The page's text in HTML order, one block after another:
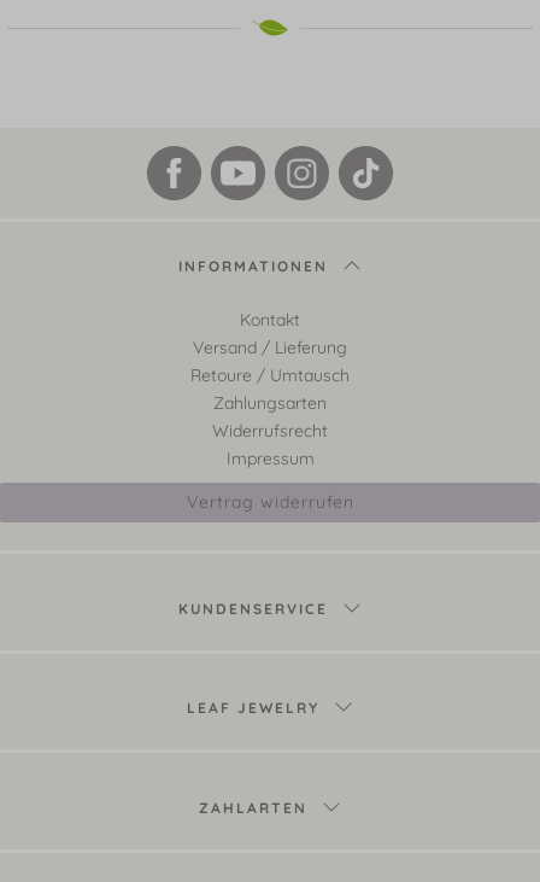
INFORMATIONEN
Kontakt
Versand / Lieferung
Retoure / Umtausch
Zahlungsarten
Widerrufsrecht
Impressum
Vertrag widerrufen
KUNDENSERVICE
LEAF JEWELRY
ZAHLARTEN